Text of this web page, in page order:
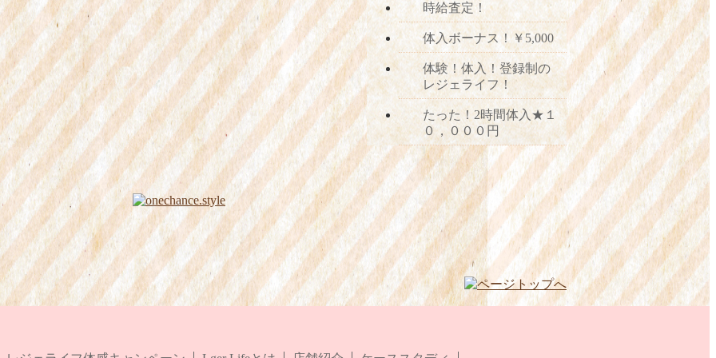
時給査定！
体入ボーナス！￥5,000
体験！体入！登録制の
レジェライフ！
たった！2時間体入★１
０，０００円